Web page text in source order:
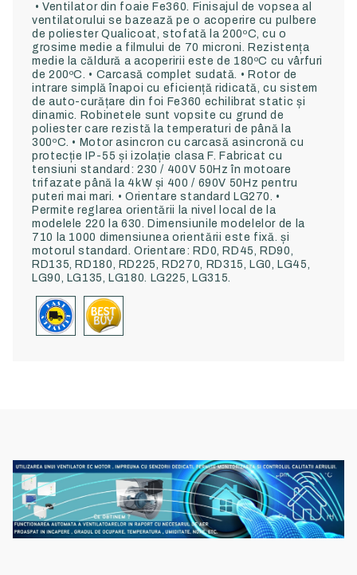
• Ventilator din foaie Fe360. Finisajul de vopsea al
ventilatorului se bazează pe o acoperire cu pulbere
de poliester Qualicoat, stofată la 200ºC, cu o
grosime medie a filmului de 70 microni. Rezistența
medie la căldură a acoperirii este de 180ºC cu vârfuri
de 200ºC. • Carcasă complet sudată. • Rotor de
intrare simplă înapoi cu eficiență ridicată, cu sistem
de auto-curățare din foi Fe360 echilibrat static și
dinamic. Robinetele sunt vopsite cu grund de
poliester care rezistă la temperaturi de până la
300ºC. • Motor asincron cu carcasă asincronă cu
protecție IP-55 și izolație clasa F. Fabricat cu
tensiuni standard: 230 / 400V 50Hz în motoare
trifazate până la 4kW și 400 / 690V 50Hz pentru
puteri mai mari. • Orientare standard LG270. •
Permite reglarea orientării la nivel local de la
modelele 220 la 630. Dimensiunile modelelor de la
710 la 1000 dimensiunea orientării este fixă. și
motorul standard. Orientare: RD0, RD45, RD90,
RD135, RD180, RD225, RD270, RD315, LG0, LG45,
LG90, LG135, LG180. LG225, LG315.